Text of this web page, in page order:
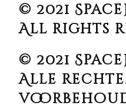
© 2021
All rights
© 2021
Alle